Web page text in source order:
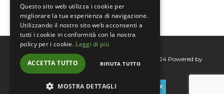
Bertini group srl © 2015-2026 - P.I. 06076830824 Powered by
Connecta
Questo sito web utilizza i cookie per
migliorare la tua esperienza di navigazione.
Utilizzando il nostro sito web acconsenti a
tutti i cookie in conformità con la nostra
policy per i cookie. Leggi di più
ACCETTA TUTTO RIFIUTA TUTTO
MOSTRA DETTAGLI